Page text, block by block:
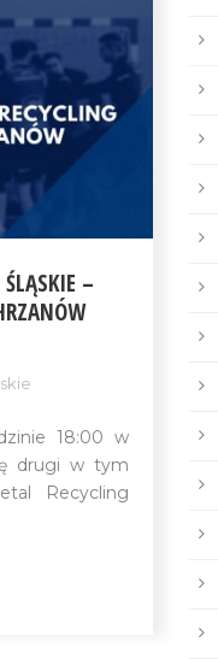
–
18:00 w
drugi w tym
Recycling